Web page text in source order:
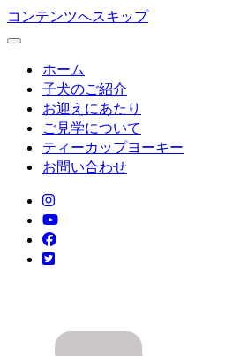
コンテンツへスキップ
ホーム
子犬のご紹介
お迎えにあたり
ご見学について
ティーカップヨーキー
お問い合わせ